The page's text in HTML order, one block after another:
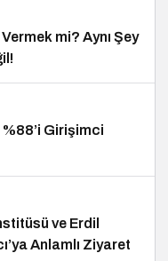
mi? Aynı Şey
%88’i Girişimci
ve Erdil
Anlamlı Ziyaret